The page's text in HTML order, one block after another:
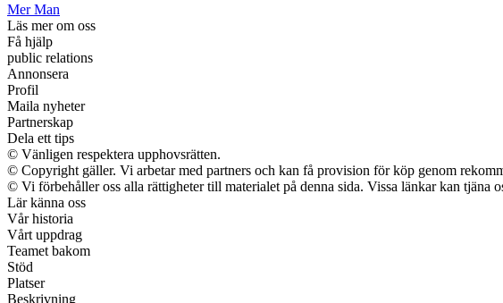
Mer Man
Läs mer om oss
Få hjälp
public relations
Annonsera
Profil
Maila nyheter
Partnerskap
Dela ett tips
© Vänligen respektera upphovsrätten.
© Copyright gäller. Vi arbetar med partners och kan få provision för köp genom
© Vi förbehåller oss alla rättigheter till materialet på denna sida. Vissa länkar kan
Lär känna oss
Vår historia
Vårt uppdrag
Teamet bakom
Stöd
Platser
Beskrivning